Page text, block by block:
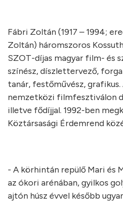
Fábri Zoltán (1917 – 1994;
Zoltán) háromszoros
SZOT-díjas magyar film- és
színész, díszlettervező,
tanár, festőművész,
nemzetközi filmfesztiválon
illetve fődíjjal. 1992-ben
Köztársasági Érdemrend
- A körhintán repülő Mari és
az ókori arénában, gyilkos
ajtón húsz évvel később